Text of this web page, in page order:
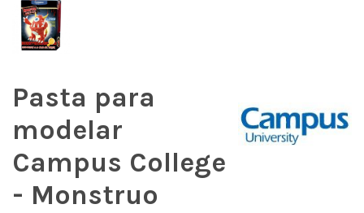
Pasta para
modelar
Campus College
- Monstruo